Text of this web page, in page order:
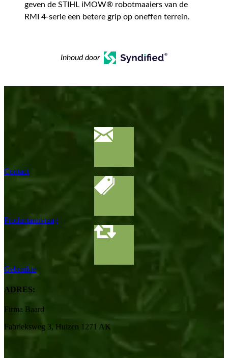
geven de STIHL iMOW® robotmaaiers van de
RMI 4-serie een betere grip op oneffen terrein.
Inhoud door
Contact
Productaanvraag
Gebruikte
ADRES:
Firma Baard
Fabrieksweg 3, Huizen 1271 AK